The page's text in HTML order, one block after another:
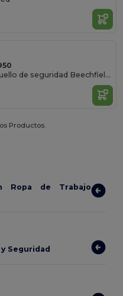
Calentador de cuello de seguridad Beechfield Enhanced-Viz
Productos.
Ropa de Trabajo
Seguridad